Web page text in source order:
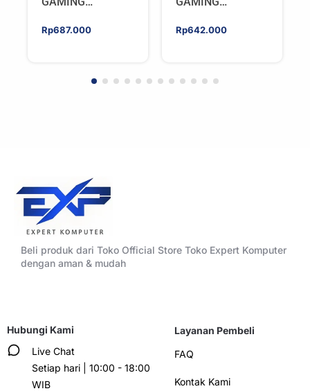
ELIXIR 240 – AIO
Rp687.000
ELIXIR 240 – AIO
Rp642.000
Beli produk dari Toko Official Store Toko Expert Komputer
dengan aman & mudah
Hubungi Kami
Live Chat
Setiap hari | 10:00 - 18:00
WIB
Layanan Pembeli
FAQ
Kontak Kami